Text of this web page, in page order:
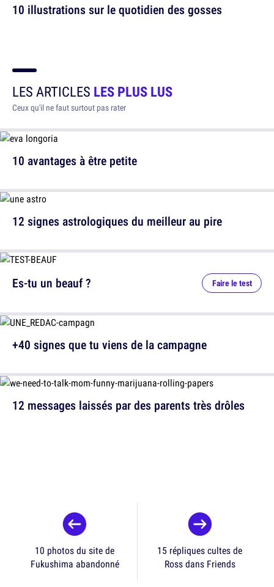
10 illustrations sur le quotidien des gosses
LES ARTICLES LES PLUS LUS
Ceux qu'il ne faut surtout pas rater
10 avantages à être petite
12 signes astrologiques du meilleur au pire
12 messages laissés par des parents très drôles
Es-tu un beauf ? Faire le test
+40 signes que tu viens de la campagne
10 photos du site de
Fukushima abandonné
15 répliques cultes de
Ross dans Friends